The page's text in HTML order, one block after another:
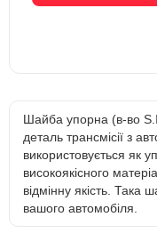
Шайба упорна (в-во
деталь трансмісії з
використовується як
високоякісного
відмінну якість. Така
вашого автомобіля.